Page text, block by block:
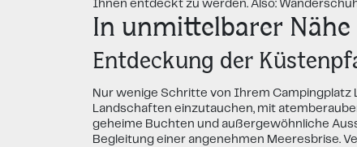
Ihnen entdeckt zu werden. Also:
In unmittelbarer Nähe
Entdeckung der
Nur wenige Schritte von Ihrem Campingplatz
Landschaften einzutauchen, mit
geheime Buchten und außergewöhnliche
Begleitung einer angenehmen Meeresbrise.